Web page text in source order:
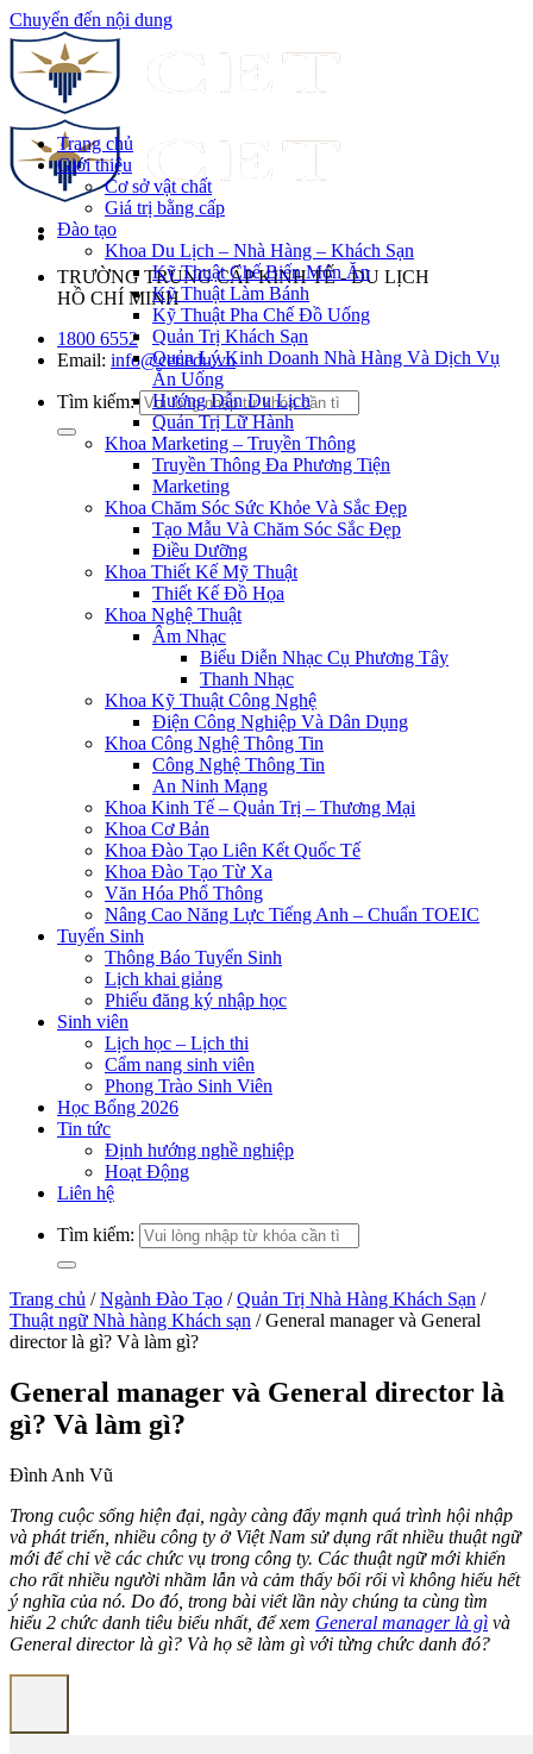
Chuyển đến nội dung
TRƯỜNG TRUNG CẤP KINH TẾ - DU LỊCH
HỒ CHÍ MINH
1800 6552
Email: info@cet.edu.vn
Tìm kiếm:
Trang chủ
Giới thiệu
Cơ sở vật chất
Giá trị bằng cấp
Đào tạo
Khoa Du Lịch – Nhà Hàng – Khách Sạn
Kỹ Thuật Chế Biến Món Ăn
Kỹ Thuật Làm Bánh
Kỹ Thuật Pha Chế Đồ Uống
Quản Trị Khách Sạn
Quản Lý Kinh Doanh Nhà Hàng Và Dịch Vụ
Ăn Uống
Hướng Dẫn Du Lịch
Quản Trị Lữ Hành
Khoa Marketing – Truyền Thông
Truyền Thông Đa Phương Tiện
Marketing
Khoa Chăm Sóc Sức Khỏe Và Sắc Đẹp
Tạo Mẫu Và Chăm Sóc Sắc Đẹp
Điều Dưỡng
Khoa Thiết Kế Mỹ Thuật
Thiết Kế Đồ Họa
Khoa Nghệ Thuật
Âm Nhạc
Biểu Diễn Nhạc Cụ Phương Tây
Thanh Nhạc
Khoa Kỹ Thuật Công Nghệ
Điện Công Nghiệp Và Dân Dụng
Khoa Công Nghệ Thông Tin
Công Nghệ Thông Tin
An Ninh Mạng
Khoa Kinh Tế – Quản Trị – Thương Mại
Khoa Cơ Bản
Khoa Đào Tạo Liên Kết Quốc Tế
Khoa Đào Tạo Từ Xa
Văn Hóa Phổ Thông
Nâng Cao Năng Lực Tiếng Anh – Chuẩn TOEIC
Tuyển Sinh
Thông Báo Tuyển Sinh
Lịch khai giảng
Phiếu đăng ký nhập học
Sinh viên
Lịch học – Lịch thi
Cẩm nang sinh viên
Phong Trào Sinh Viên
Học Bổng 2026
Tin tức
Định hướng nghề nghiệp
Hoạt Động
Liên hệ
Tìm kiếm:
Trang chủ / Ngành Đào Tạo / Quản Trị Nhà Hàng Khách Sạn /
Thuật ngữ Nhà hàng Khách sạn / General manager và General
director là gì? Và làm gì?
General manager và General director là
gì? Và làm gì?
Đình Anh Vũ
Trong cuộc sống hiện đại, ngày càng đẩy mạnh quá trình hội nhập
và phát triển, nhiều công ty ở Việt Nam sử dụng rất nhiều thuật ngữ
mới để chỉ về các chức vụ trong công ty. Các thuật ngữ mới khiến
cho rất nhiều người nhầm lẫn và cảm thấy bối rối vì không hiểu hết
ý nghĩa của nó. Do đó, trong bài viết lần này chúng ta cùng tìm
hiểu 2 chức danh tiêu biểu nhất, để xem General manager là gì và
General director là gì? Và họ sẽ làm gì với từng chức danh đó?